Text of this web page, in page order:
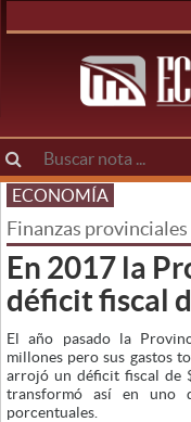
ECONOMÍA
Finanzas provinciales
En 2017 la
déficit fiscal
El año pasado la
millones pero sus gastos
arrojó un déficit fiscal de
transformó así en uno
porcentuales.